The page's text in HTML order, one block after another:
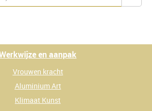
en aanpak
Vrouwen kracht
Aluminium Art
Klimaat Kunst